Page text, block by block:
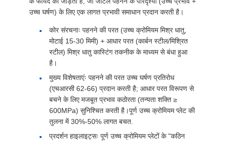
उच्च घर्षण) के लिए एक लागत प्रभावी समाधान प्रदान करती है।
कोर संरचनाः पहनने की परत (उच्च क्रोमियम मिश्र धातु,
मोटाई 15-30 मिमी) + आधार परत (कार्बन स्टील/मिश्रित
स्टील) मिश्र धातु कास्टिंग तकनीक के माध्यम से बंधा हुआ
है।
मुख्य विशेषताएंः पहनने की परत उच्च घर्षण प्रतिरोध
(एचआरसी 62-66) प्रदान करती है; आधार परत विरूपण से
बचने के लिए मजबूत प्रभाव कठोरता (तन्यता शक्ति ≥
600MPa) सुनिश्चित करती है।पूर्ण उच्च क्रोमियम प्लेट की
तुलना में 30%-50% लागत बचत.
प्रदर्शन हाइलाइट्सः पूर्ण उच्च क्रोमियम प्लेटों के "कठिन